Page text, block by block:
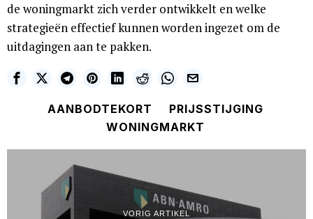
de woningmarkt zich verder ontwikkelt en welke
strategieën effectief kunnen worden ingezet om de
uitdagingen aan te pakken.
AANBODTEKORT
PRIJSSTIJGING
WONINGMARKT
VORIG ARTIKEL